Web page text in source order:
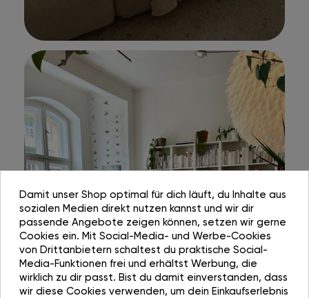
Damit unser Shop optimal für dich läuft, du Inhalte aus
sozialen Medien direkt nutzen kannst und wir dir
passende Angebote zeigen können, setzen wir gerne
Cookies ein. Mit Social-Media- und Werbe-Cookies
von Drittanbietern schaltest du praktische Social-
Media-Funktionen frei und erhältst Werbung, die
wirklich zu dir passt. Bist du damit einverstanden, dass
wir diese Cookies verwenden, um dein Einkaufserlebnis